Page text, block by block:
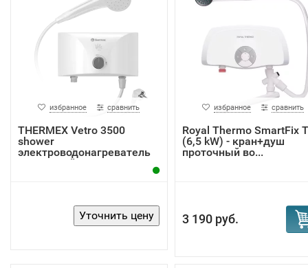
избранное сравнить
THERMEX Vetro 3500
shower
электроводонагреватель
проточный
избранное сравнить
Royal Thermo SmartFix
(6,5 kW) - кран+душ
проточный во...
3 190 руб.